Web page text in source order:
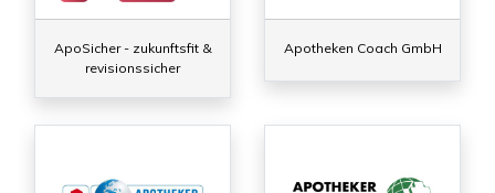
ApoSicher - zukunftsfit &
revisionssicher
Apotheken Coach GmbH